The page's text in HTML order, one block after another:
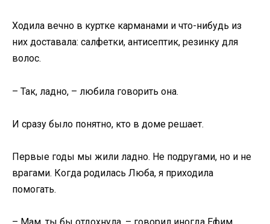
Ходила вечно в куртке карманами и что-нибудь из
них доставала: салфетки, антисептик, резинку для
волос.
– Так, ладно, – любила говорить она.
И сразу было понятно, кто в доме решает.
Первые годы мы жили ладно. Не подругами, но и не
врагами. Когда родилась Люба, я приходила
помогать.